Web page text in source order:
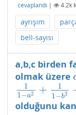
cevaplandı | 4.2k
ayrışım
bell-sayısı
a,b,c birden
olmak üzere
1
1−a2 +
1
1−b2
11−a2+1 1−b2 +
olduğunu